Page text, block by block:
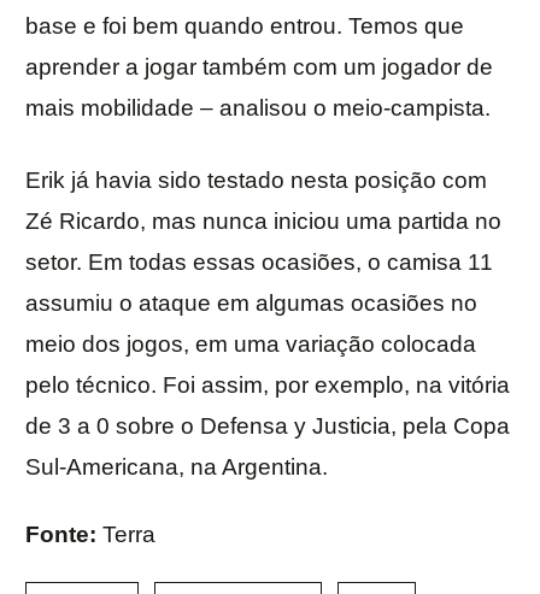
base e foi bem quando entrou. Temos que
aprender a jogar também com um jogador de
mais mobilidade – analisou o meio-campista.
Erik já havia sido testado nesta posição com
Zé Ricardo, mas nunca iniciou uma partida no
setor. Em todas essas ocasiões, o camisa 11
assumiu o ataque em algumas ocasiões no
meio dos jogos, em uma variação colocada
pelo técnico. Foi assim, por exemplo, na vitória
de 3 a 0 sobre o Defensa y Justicia, pela Copa
Sul-Americana, na Argentina.
Fonte: Terra